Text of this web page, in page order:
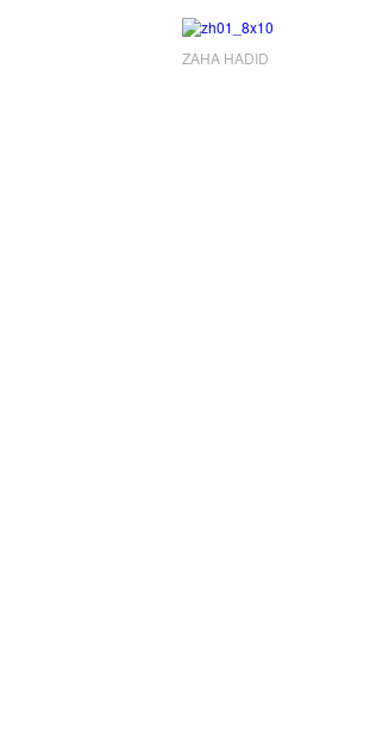
ZAHA HADID